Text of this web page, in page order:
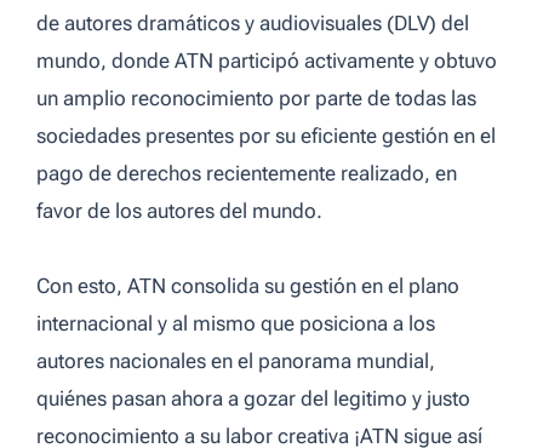
de autores dramáticos y audiovisuales (DLV) del
mundo, donde ATN participó activamente y obtuvo
un amplio reconocimiento por parte de todas las
sociedades presentes por su eficiente gestión en el
pago de derechos recientemente realizado, en
favor de los autores del mundo.
Con esto, ATN consolida su gestión en el plano
internacional y al mismo que posiciona a los
autores nacionales en el panorama mundial,
quiénes pasan ahora a gozar del legitimo y justo
reconocimiento a su labor creativa ¡ATN sigue así